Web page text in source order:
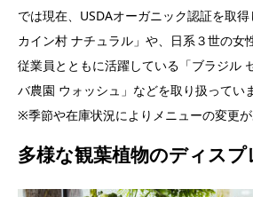
では現在、USDAオーガニック認証を取
カイン村 ナチュラル」や、日系３世の女
従業員とともに活躍している「ブラジル
バ農園 ウォッシュ」などを取り扱っていま
※季節や在庫状況によりメニューの変更
多様な観葉植物のディスプ